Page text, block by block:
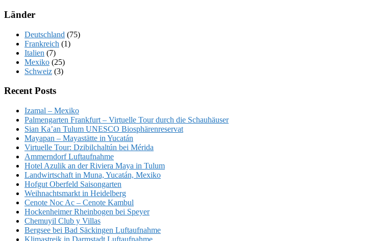
Länder
Deutschland (75)
Frankreich (1)
Italien (7)
Mexiko (25)
Schweiz (3)
Recent Posts
Izamal – Mexiko
Palmengarten Frankfurt – Virtuelle Tour durch die Schauhäuser
Sian Ka’an Tulum UNESCO Biosphärenreservat
Mayapan – Mayastätte in Yucatán
Virtuelle Tour: Dzibilchaltún bei Mérida
Ammerndorf Luftaufnahme
Hotel Azulik an der Riviera Maya in Tulum
Landwirtschaft in Muna, Yucatán, Mexiko
Hofgut Oberfeld Saisongarten
Weihnachtsmarkt in Heidelberg
Cenote Noc Ac – Cenote Kambul
Hockenheimer Rheinbogen bei Speyer
Chemuyil Club y Villas
Bergsee bei Bad Säckingen Luftaufnahme